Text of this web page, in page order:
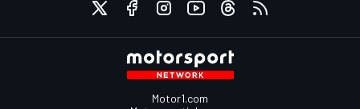
Motor1.com